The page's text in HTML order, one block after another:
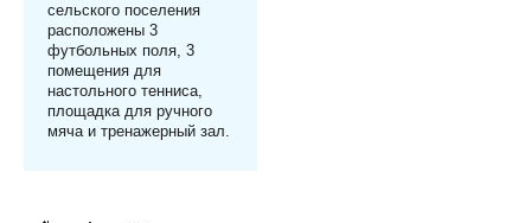
сельского поселения
расположены 3
футбольных поля, 3
помещения для
настольного тенниса,
площадка для ручного
мяча и тренажерный зал.